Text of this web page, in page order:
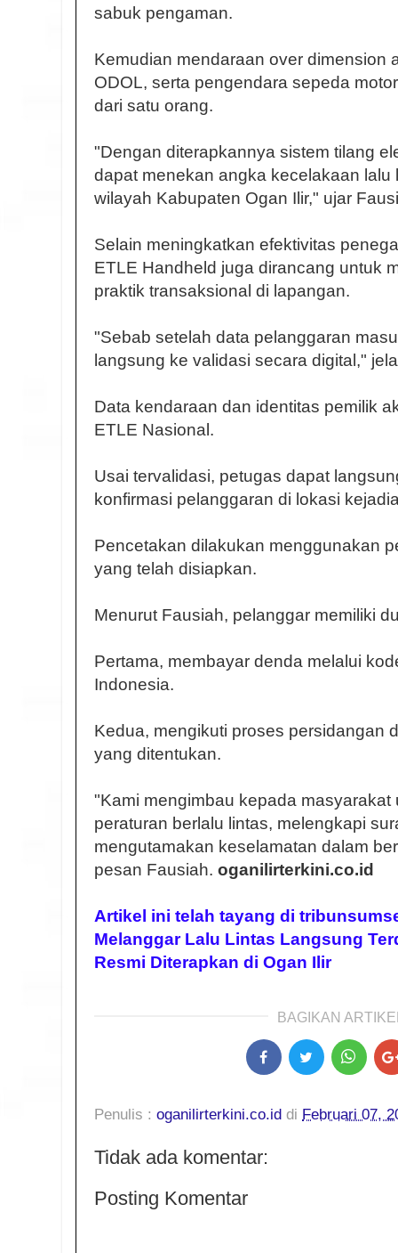
sabuk pengaman.
Kemudian mendaraan over dimension
ODOL, serta pengendara sepeda
dari satu orang.
"Dengan diterapkannya sistem tilang
dapat menekan angka kecelakaan lalu
wilayah Kabupaten Ogan Ilir," ujar
Selain meningkatkan efektivitas
ETLE Handheld juga dirancang untuk
praktik transaksional di lapangan.
"Sebab setelah data pelanggaran
langsung ke validasi secara digital,"
Data kendaraan dan identitas pemilik
ETLE Nasional.
Usai tervalidasi, petugas dapat
konfirmasi pelanggaran di lokasi
Pencetakan dilakukan menggunakan
yang telah disiapkan.
Menurut Fausiah, pelanggar memiliki
Pertama, membayar denda melalui
Indonesia.
Kedua, mengikuti proses persidangan
yang ditentukan.
"Kami mengimbau kepada masyarakat
peraturan berlalu lintas, melengkapi
mengutamakan keselamatan dalam
pesan Fausiah. oganilirterkini.co.id
Artikel ini telah tayang di
Melanggar Lalu Lintas Langsung
Resmi Diterapkan di Ogan Ilir
BAGIKAN
Penulis : oganilirterkini.co.id di Februari 07,
Tidak ada komentar:
Posting Komentar